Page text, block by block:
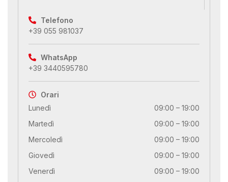
Telefono
+39 055 981037
WhatsApp
+39 3440595780
Orari
Lunedì
09:00 – 19:00
Martedì
09:00 – 19:00
Mercoledì
09:00 – 19:00
Giovedì
09:00 – 19:00
Venerdì
09:00 – 19:00